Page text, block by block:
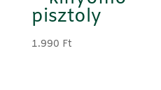
pisztoly
1.990 Ft